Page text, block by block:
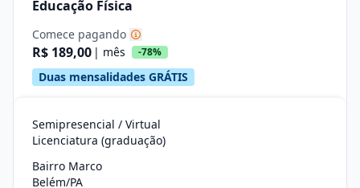
Educação Física
Comece pagando
R$ 189,00 | mês -78%
Duas mensalidades GRÁTIS
Semipresencial / Virtual
Licenciatura (graduação)
Bairro Marco
Belém/PA